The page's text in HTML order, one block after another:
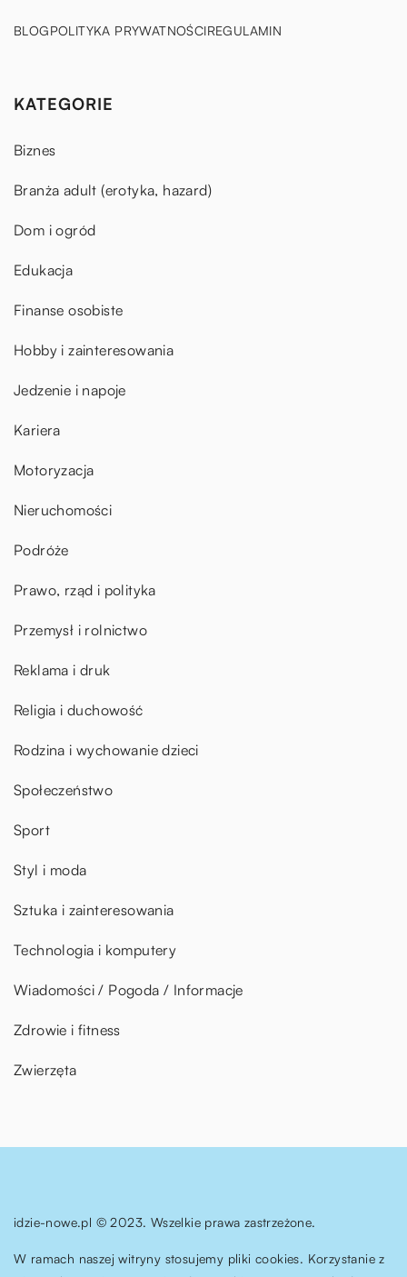
BLOGPOLITYKA PRYWATNOŚCIREGULAMIN
KATEGORIE
Biznes
Branża adult (erotyka, hazard)
Dom i ogród
Edukacja
Finanse osobiste
Hobby i zainteresowania
Jedzenie i napoje
Kariera
Motoryzacja
Nieruchomości
Podróże
Prawo, rząd i polityka
Przemysł i rolnictwo
Reklama i druk
Religia i duchowość
Rodzina i wychowanie dzieci
Społeczeństwo
Sport
Styl i moda
Sztuka i zainteresowania
Technologia i komputery
Wiadomości / Pogoda / Informacje
Zdrowie i fitness
Zwierzęta
idzie-nowe.pl © 2023. Wszelkie prawa zastrzeżone.
W ramach naszej witryny stosujemy pliki cookies. Korzystanie z